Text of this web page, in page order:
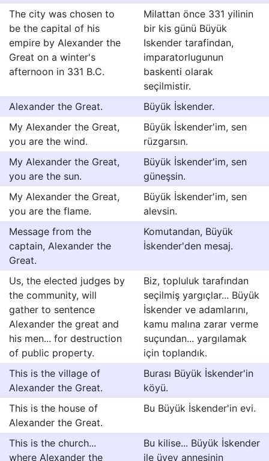
The city was chosen to
be the capital of his
empire by Alexander the
Great on a winter's
afternoon in 331 B.C.
Milattan önce 331 yilinin
bir kis günü Büyük
Iskender tarafindan,
imparatorlugunun
baskenti olarak
seçilmistir.
Alexander the Great.
Büyük İskender.
My Alexander the Great,
you are the wind.
Büyük İskender'im, sen
rüzgarsın.
My Alexander the Great,
you are the sun.
Büyük İskender'im, sen
güneşsin.
My Alexander the Great,
you are the flame.
Büyük İskender'im, sen
alevsin.
Message from the
captain, Alexander the
Great.
Komutandan, Büyük
İskender'den mesaj.
Us, the elected judges by
the community, will
gather to sentence
Alexander the great and
his men... for destruction
of public property.
Biz, topluluk tarafından
seçilmiş yargıçlar... Büyük
İskender ve adamlarını,
kamu malına zarar verme
suçundan... yargılamak
için toplandık.
This is the village of
Alexander the Great.
Burası Büyük İskender'in
köyü.
This is the house of
Alexander the Great.
Bu Büyük İskender'in evi.
This is the church...
where Alexander the
Bu kilise... Büyük İskender
ile üvey annesinin